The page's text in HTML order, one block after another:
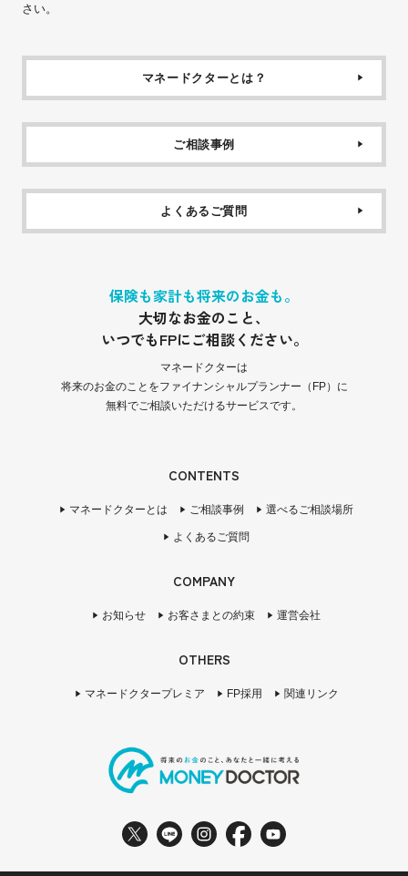
さい。
マネードクターとは？
ご相談事例
よくあるご質問
保険も家計も将来のお金も。
大切なお金のこと、
いつでもFPにご相談ください。
マネードクターは
将来のお金のことをファイナンシャルプランナー（FP）に
無料でご相談いただけるサービスです。
CONTENTS
マネードクターとは ご相談事例 選べるご相談場所
よくあるご質問
COMPANY
お知らせ お客さまとの約束 運営会社
OTHERS
マネードクタープレミア FP採用 関連リンク